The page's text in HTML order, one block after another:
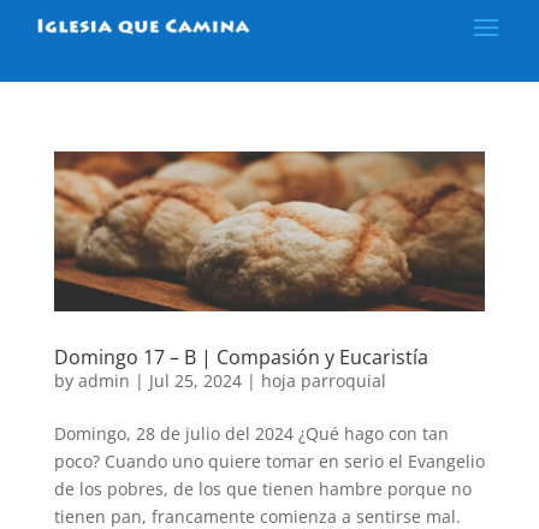
Domingo 17 – B | Compasión y Eucaristía
by admin | Jul 25, 2024| hoja parroquial
Domingo, 28 de julio del 2024 ¿Qué hago con tan
poco? Cuando uno quiere tomar en serio el Evangelio
de los pobres, de los que tienen hambre porque no
tienen pan, francamente comienza a sentirse mal.